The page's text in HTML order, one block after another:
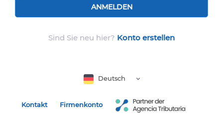
ANMELDEN
Sind Sie neu hier? Konto erstellen
Deutsch
Kontakt Firmenkonto